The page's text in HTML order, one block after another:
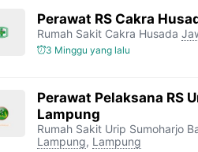
Perawat RS Cakra
Rumah Sakit Cakra Husada
3 Minggu yang lalu
Perawat Pelaksana RS
Lampung
Rumah Sakit Urip Sumoharjo
Lampung, Lampung